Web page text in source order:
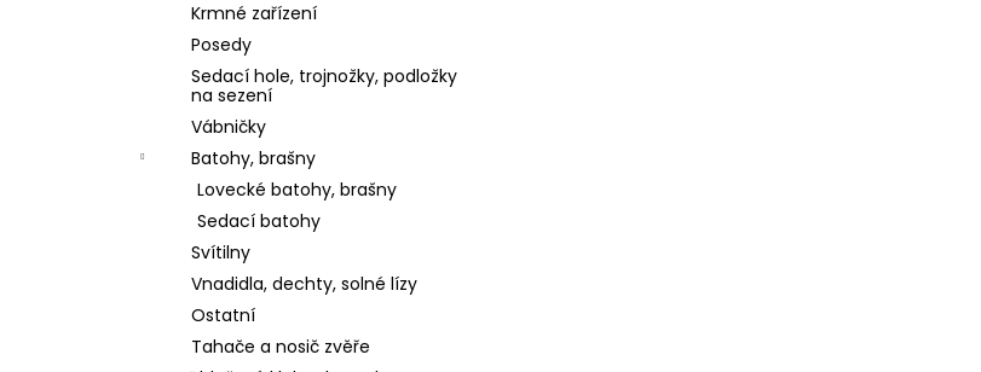
Krmné zařízení
Posedy
Sedací hole, trojnožky, podložky
na sezení
Vábničky
Batohy, brašny
Lovecké batohy, brašny
Sedací batohy
Svítilny
Vnadidla, dechty, solné lízy
Ostatní
Tahače a nosič zvěře